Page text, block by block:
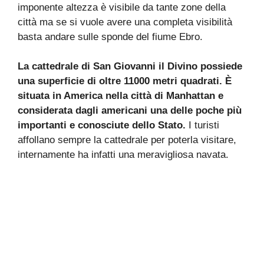
imponente altezza è visibile da tante zone della
città ma se si vuole avere una completa visibilità
basta andare sulle sponde del fiume Ebro.
La cattedrale di San Giovanni il Divino possiede
una superficie di oltre 11000 metri quadrati. È
situata in America nella città di Manhattan e
considerata dagli americani una delle poche più
importanti e conosciute dello Stato. I turisti
affollano sempre la cattedrale per poterla visitare,
internamente ha infatti una meravigliosa navata.